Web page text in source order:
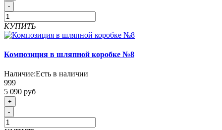
-
КУПИТЬ
Композиция в шляпной коробке №8
Наличие:Есть в наличии
999
5 090 руб
+
-